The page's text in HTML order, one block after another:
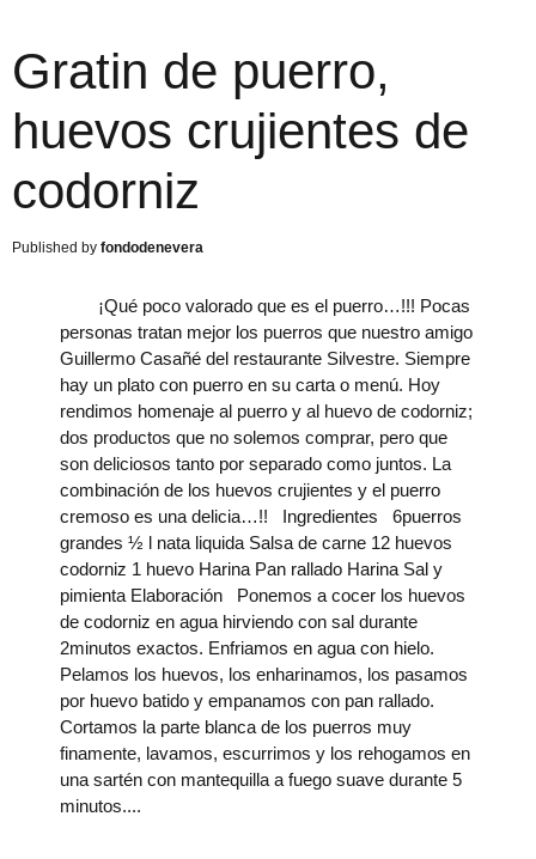
Gratin de puerro,
huevos crujientes de
codorniz
fondodenevera
¡Qué poco valorado que es el puerro…!!! Pocas
personas tratan mejor los puerros que nuestro amigo
Guillermo Casañé del restaurante Silvestre. Siempre
hay un plato con puerro en su carta o menú. Hoy
rendimos homenaje al puerro y al huevo de codorniz;
dos productos que no solemos comprar, pero que
son deliciosos tanto por separado como juntos. La
combinación de los huevos crujientes y el puerro
cremoso es una delicia…!! Ingredientes 6puerros
grandes ½ l nata liquida Salsa de carne 12 huevos
codorniz 1 huevo Harina Pan rallado Harina Sal y
pimienta Elaboración Ponemos a cocer los huevos
de codorniz en agua hirviendo con sal durante
2minutos exactos. Enfriamos en agua con hielo.
Pelamos los huevos, los enharinamos, los pasamos
por huevo batido y empanamos con pan rallado.
Cortamos la parte blanca de los puerros muy
finamente, lavamos, escurrimos y los rehogamos en
una sartén con mantequilla a fuego suave durante 5
minutos.